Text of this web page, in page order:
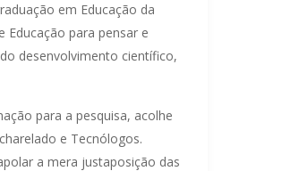
em Educação da
para pensar e
desenvolvimento científico,
para a pesquisa, acolhe
e Tecnólogos.
a mera justaposição das